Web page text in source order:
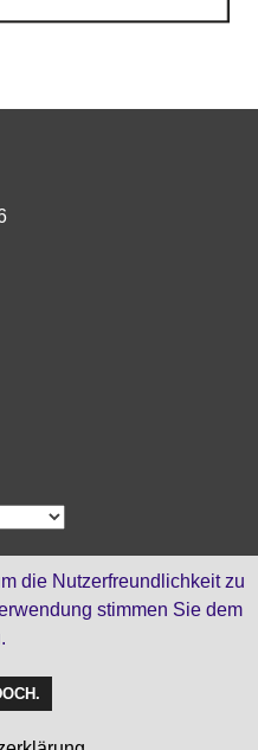
die Nutzerfreundlichkeit zu
stimmen Sie dem